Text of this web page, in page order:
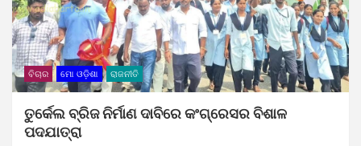
ବିଚାର ମୋ ଓଡ଼ିଶା ରାଜନୀତି
ତୁର୍କେଲ ବ୍ରିଜ ନିର୍ମାଣ ଦାବିରେ କଂଗ୍ରେସର ବିଶାଳ
ପଦଯାତ୍ରା